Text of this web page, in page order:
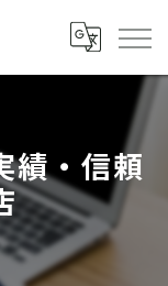
績・信頼